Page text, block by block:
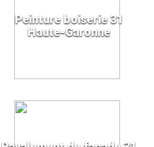
Peinture boiserie 31
Haute-Garonne